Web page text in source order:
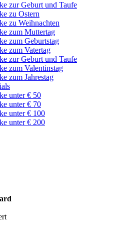
zur Geburt und Taufe
zu Ostern
zu Weihnachten
zum Muttertag
zum Geburtstag
zum Vatertag
zur Geburt und Taufe
zum Valentinstag
zum Jahrestag
unter € 50
unter € 70
unter € 100
unter € 200